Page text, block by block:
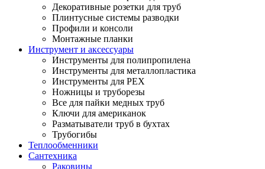
Декоративные розетки для труб
Плинтусные системы разводки
Профили и консоли
Монтажные планки
Инструмент и аксессуары
Инструменты для полипропилена
Инструменты для металлопластика
Инструменты для PEX
Ножницы и труборезы
Все для пайки медных труб
Ключи для американок
Разматыватели труб в бухтах
Трубогибы
Теплообменники
Сантехника
Раковины